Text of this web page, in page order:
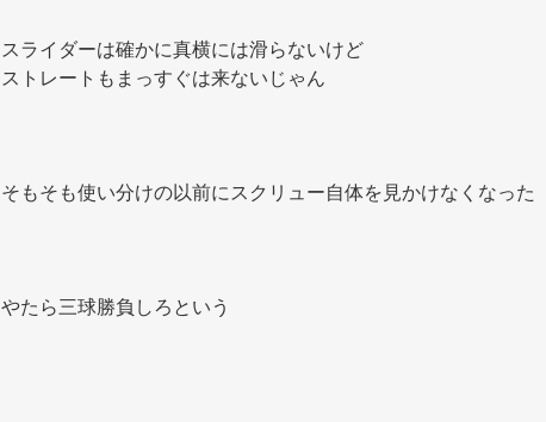
スライダーは確かに真横には滑らないけど
ストレートもまっすぐは来ないじゃん
そもそも使い分けの以前にスクリュー自体を見かけなくなった
やたら三球勝負しろという